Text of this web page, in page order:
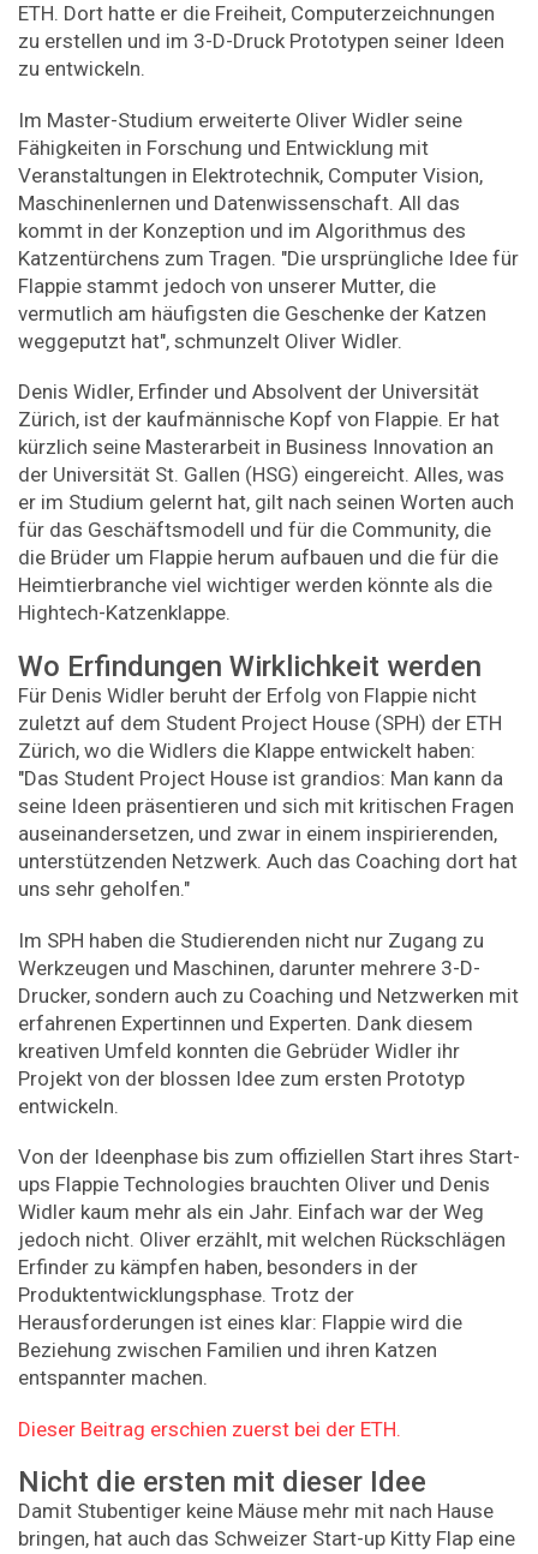
ETH. Dort hatte er die Freiheit, Computerzeichnungen
zu erstellen und im 3-D-​Druck Prototypen seiner Ideen
zu entwickeln.
Im Master-​Studium erweiterte Oliver Widler seine
Fähigkeiten in Forschung und Entwicklung mit
Veranstaltungen in Elektrotechnik, Computer Vision,
Maschinenlernen und Datenwissenschaft. All das
kommt in der Konzeption und im Algorithmus des
Katzentürchens zum Tragen. "Die ursprüngliche Idee für
Flappie stammt jedoch von unserer Mutter, die
vermutlich am häufigsten die Geschenke der Katzen
weggeputzt hat", schmunzelt Oliver Widler.
Denis Widler, Erfinder und Absolvent der Universität
Zürich, ist der kaufmännische Kopf von Flappie. Er hat
kürzlich seine Masterarbeit in Business Innovation an
der Universität St. Gallen (HSG) eingereicht. Alles, was
er im Studium gelernt hat, gilt nach seinen Worten auch
für das Geschäftsmodell und für die Community, die
die Brüder um Flappie herum aufbauen und die für die
Heimtierbranche viel wichtiger werden könnte als die
Hightech-Katzenklappe.
Wo Erfindungen Wirklichkeit werden
Für Denis Widler beruht der Erfolg von Flappie nicht
zuletzt auf dem Student Project House (SPH) der ETH
Zürich, wo die Widlers die Klappe entwickelt haben:
"Das Student Project House ist grandios: Man kann da
seine Ideen präsentieren und sich mit kritischen Fragen
auseinandersetzen, und zwar in einem inspirierenden,
unterstützenden Netzwerk. Auch das Coaching dort hat
uns sehr geholfen."
Im SPH haben die Studierenden nicht nur Zugang zu
Werkzeugen und Maschinen, darunter mehrere 3-D-
Drucker, sondern auch zu Coaching und Netzwerken mit
erfahrenen Expertinnen und Experten. Dank diesem
kreativen Umfeld konnten die Gebrüder Widler ihr
Projekt von der blossen Idee zum ersten Prototyp
entwickeln.
Von der Ideenphase bis zum offiziellen Start ihres Start-
ups Flappie Technologies brauchten Oliver und Denis
Widler kaum mehr als ein Jahr. Einfach war der Weg
jedoch nicht. Oliver erzählt, mit welchen Rückschlägen
Erfinder zu kämpfen haben, besonders in der
Produktentwicklungsphase. Trotz der
Herausforderungen ist eines klar: Flappie wird die
Beziehung zwischen Familien und ihren Katzen
entspannter machen.
Dieser Beitrag erschien zuerst bei der ETH.
Nicht die ersten mit dieser Idee
Damit Stubentiger keine Mäuse mehr mit nach Hause
bringen, hat auch das Schweizer Start-up Kitty Flap eine